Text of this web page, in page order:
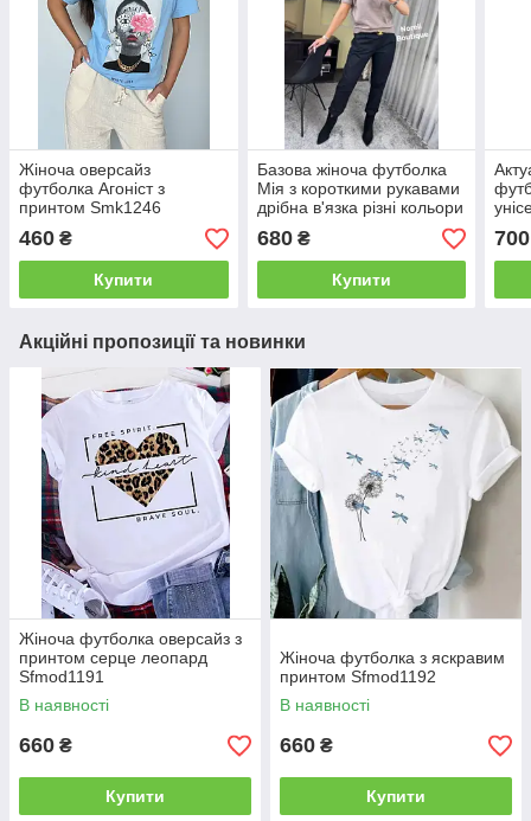
Жіноча оверсайз
футболка Агоніст з
принтом Smk1246
460 ₴
Купити
Базова жіноча футболка
Мія з короткими рукавами
дрібна в'язка різні кольори
Snor1140
680₴
Купити
700
Акційні пропозиції та новинки
Жіноча футболка оверсайз з
принтом серце леопард
Sfmod1191
В наявності
660 ₴
Купити
Жіноча футболка з яскравим
принтом Sfmod1192
В наявності
660 ₴
Купити